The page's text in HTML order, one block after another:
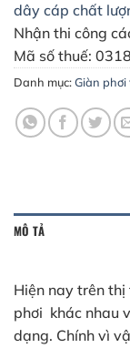
dây cáp chất
Nhận thi công
Mã số thuế:
Danh mục:Giàn
MÔ TẢ
Hiện nay trên
phơi khác nhau
dạng. Chính vì